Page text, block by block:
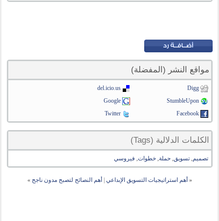
مواقع النشر (المفضلة)
Digg
del.icio.us
StumbleUpon
Google
Facebook
Twitter
الكلمات الدلالية (Tags)
تصميم,تسويق,حملة,خطوات, فيروسي
« أهم استراتيجيات التسويق الإبداعي أهم النصائح لتصبح مدون ناجح »